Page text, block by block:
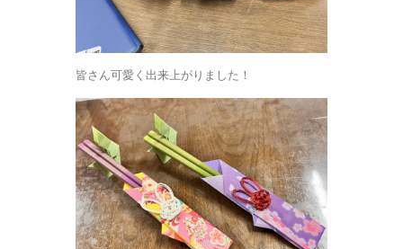
皆さん可愛く出来上がりました！